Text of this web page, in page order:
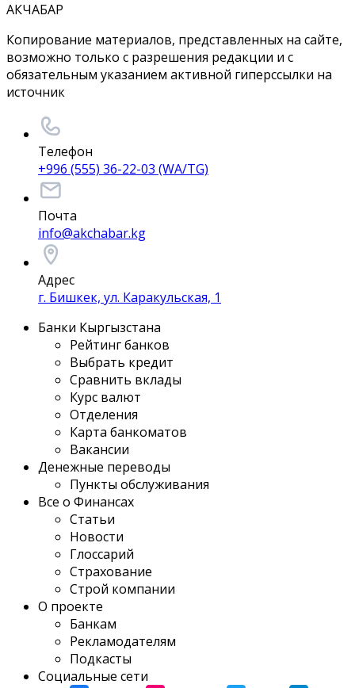
АКЧАБАР
Копирование материалов, представленных на сайте,
возможно только с разрешения редакции и с
обязательным указанием активной гиперссылки на
источник
Телефон
+996 (555) 36-22-03 (WA/TG)
Почта
info@akchabar.kg
Адрес
г. Бишкек, ул. Каракульская, 1
Банки Кыргызстана
Рейтинг банков
Выбрать кредит
Сравнить вклады
Курс валют
Отделения
Карта банкоматов
Вакансии
Денежные переводы
Пункты обслуживания
Все о Финансах
Статьи
Новости
Глоссарий
Страхование
Строй компании
О проекте
Банкам
Рекламодателям
Подкасты
Социальные сети